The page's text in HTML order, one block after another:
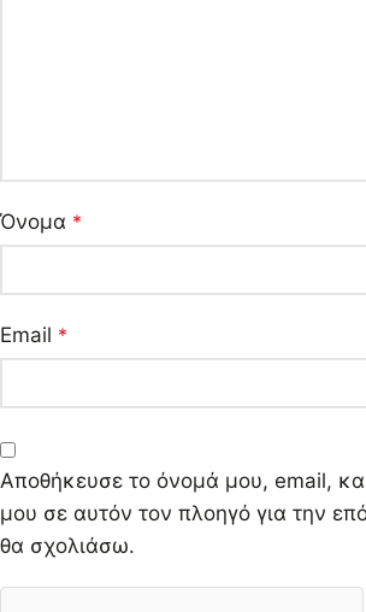
Όνομα *
Email *
Αποθήκευσε το όνομά μου, email,
μου σε αυτόν τον πλοηγό για την
θα σχολιάσω.